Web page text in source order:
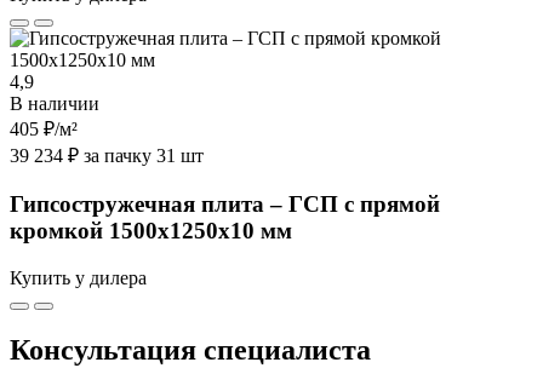
4,9
В наличии
405 ₽/м²
39 234 ₽ за пачку 31 шт
Гипсостружечная плита – ГСП с прямой
кромкой 1500х1250х10 мм
Купить у дилера
Консультация специалиста